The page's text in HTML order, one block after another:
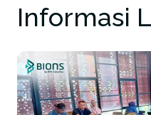
Informasi